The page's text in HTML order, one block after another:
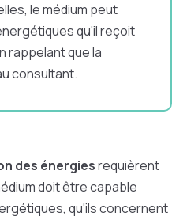
le médium peut
qu'il reçoit
rappelant que la
consultant.
des énergiesrequièrent
doit être capable
qu'ils concernent